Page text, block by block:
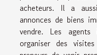
acheteurs. Il a
annonces de biens
vendre. Les agents
organiser des